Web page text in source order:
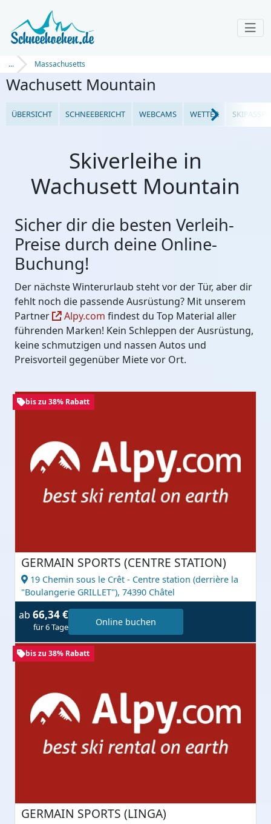
... Massachusetts
Wachusett Mountain
ÜBERSICHT SCHNEEBERICHT WEBCAMS WETTER
Skiverleihe in
Wachusett Mountain
Sicher dir die besten Verleih-
Preise durch deine Online-
Buchung!
Der nächste Winterurlaub steht vor der Tür, aber dir
fehlt noch die passende Ausrüstung? Mit unserem
Partner
Alpy.com findest du Top Material aller
führenden Marken! Kein Schleppen der Ausrüstung,
keine schmutzigen und nassen Autos und
Preisvorteil gegenüber Miete vor Ort.
bis zu 38% Rabatt
GERMAIN SPORTS (CENTRE STATION)
19 Chemin sous le Crêt - Centre station (derrière la
"Boulangerie GRILLET"), 74390 Châtel
ab 66,34 €
für 6 Tage Online buchen
bis zu 38% Rabatt
GERMAIN SPORTS (LINGA)